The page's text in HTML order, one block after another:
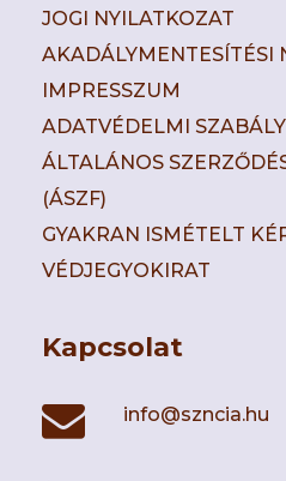
JOGI NYILATKOZAT
AKADÁLYMENTESÍTÉSI
IMPRESSZUM
ADATVÉDELMI
ÁLTALÁNOS
(ÁSZF)
GYAKRAN ISMÉTELT
VÉDJEGYOKIRAT
Kapcsolat
info@szncia.hu